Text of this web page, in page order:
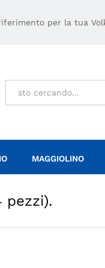
per la tua
Tutto
MAGGIOLINO
pezzi).